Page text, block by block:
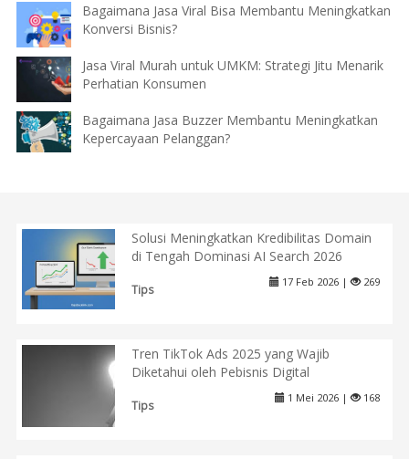
Bagaimana Jasa Viral Bisa Membantu Meningkatkan
Konversi Bisnis?
Jasa Viral Murah untuk UMKM: Strategi Jitu Menarik
Perhatian Konsumen
Bagaimana Jasa Buzzer Membantu Meningkatkan
Kepercayaan Pelanggan?
Solusi Meningkatkan Kredibilitas Domain
di Tengah Dominasi AI Search 2026
Tips
17 Feb 2026 | 269
Tren TikTok Ads 2025 yang Wajib
Diketahui oleh Pebisnis Digital
Tips
1 Mei 2026 | 168